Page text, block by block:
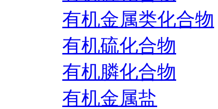
有机金属类化合物
有机硫化合物
有机膦化合物
有机金属盐